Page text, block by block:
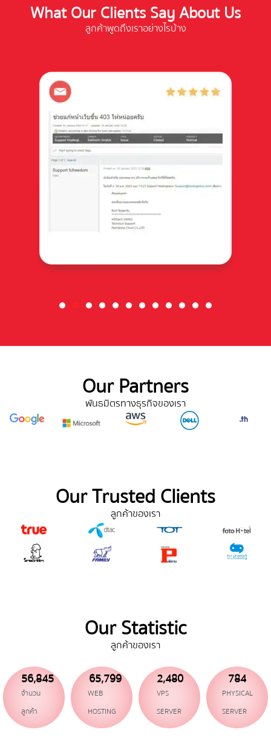
What Our Clients Say About Us
ลูกค้าพูดถึงเราอย่างไรบ้าง
Our Partners
พันธมิตรทางธุรกิจของเรา
Our Trusted Clients
ลูกค้าของเรา
Our Statistic
ลูกค้าของเรา
จำนวน
ลูกค้า
56,845
WEB
HOSTING
65,799
VPS
SERVER
2,480
PHYSICAL
SERVER
784